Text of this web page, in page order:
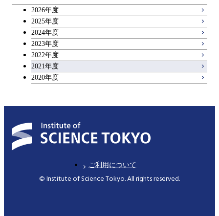
2026年度
2025年度
2024年度
2023年度
2022年度
2021年度
2020年度
ご利用について
© Institute of Science Tokyo. All rights reserved.